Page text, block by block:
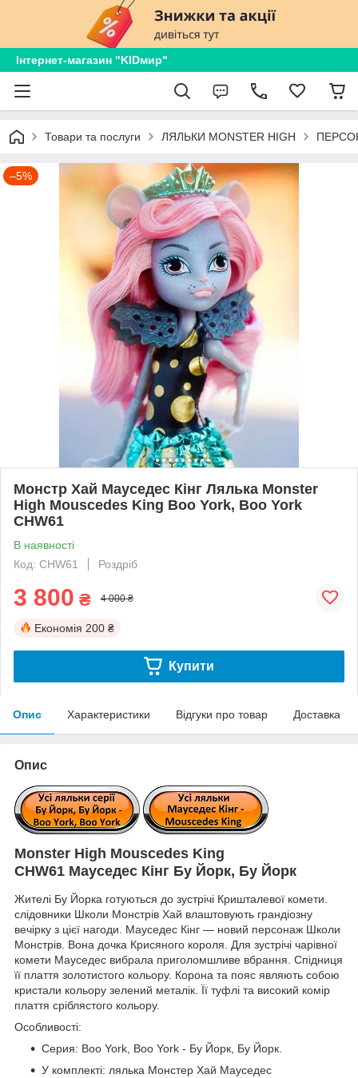
Інтернет-магазин "KIDмир"
Товари та послуги ЛЯЛЬКИ MONSTER HIGH
–5%
Монстр Хай Мауседес Кінг Лялька Monster
High Mouscedes King Boo York, Boo York
CHW61
В наявності
Код: CHW61
Роздріб
3 800 ₴ 4 000 ₴
Економія 200 ₴
Купити
Опис Характеристики Відгуки про товар Доставка
Опис
Monster High Mouscedes King
CHW61 Мауседес Кінг Бу Йорк, Бу Йорк
Жителі Бу Йорка готуються до зустрічі Кришталевої комети.
слідовники Школи Монстрів Хай влаштовують грандіозну
вечірку з цієї нагоди. Мауседес Кінг — новий персонаж Школи
Монстрів. Вона дочка Крисяного короля. Для зустрічі чарівної
комети Мауседес вибрала приголомшливе вбрання. Спідниця
її плаття золотистого кольору. Корона та пояс являють собою
кристали кольору зелений металік. Її туфлі та високий комір
плаття сріблястого кольору.
Особливості:
Серия: Boo York, Boo York - Бу Йорк, Бу Йорк.
У комплекті: лялька Монстер Хай Мауседес